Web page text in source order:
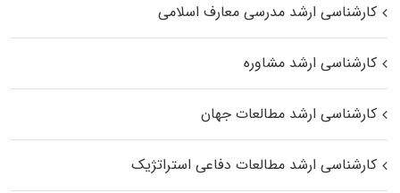
کارشناسی ارشد مدرسی معارف اسلامی
کارشناسی ارشد مشاوره
کارشناسی ارشد مطالعات جهان
کارشناسی ارشد مطالعات دفاعی استراتژیک